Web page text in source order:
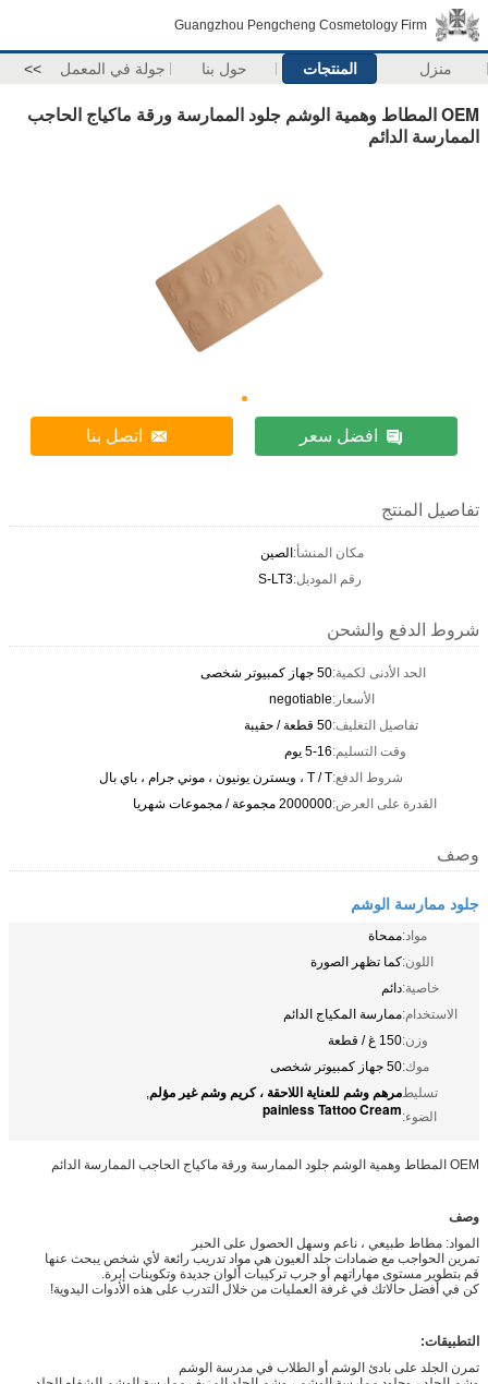
Guangzhou Pengcheng Cosmetology Firm
منزل المنتجات حول بنا جولة في المعمل >>
OEM المطاط وهمية الوشم جلود الممارسة ورقة ماكياج الحاجب
الممارسة الدائم
افضل سعر اتصل بنا
تفاصيل المنتج
مكان المنشأ:الصين
رقم الموديل:S-LT3
شروط الدفع والشحن
الحد الأدنى لكمية:50 جهاز كمبيوتر شخصى
الأسعار:negotiable
تفاصيل التغليف:50 قطعة / حقيبة
وقت التسليم:5-16 يوم
شروط الدفع:T / T ، ويسترن يونيون ، موني جرام ، باي بال
القدرة على العرض:2000000 مجموعة / مجموعات شهريا
وصف
جلود ممارسة الوشم
مواد:ممحاة
اللون:كما تظهر الصورة
خاصية:دائم
الاستخدام:ممارسة المكياج الدائم
وزن:150 غ / قطعة
موك:50 جهاز كمبيوتر شخصى
تسليط
الضوء:
مرهم وشم للعناية اللاحقة ، كريم وشم غير مؤلم,
painless Tattoo Cream
OEM المطاط وهمية الوشم جلود الممارسة ورقة ماكياج الحاجب الممارسة الدائم
وصف
المواد: مطاط طبيعي ، ناعم وسهل الحصول على الحبر
تمرين الحواجب مع ضمادات جلد العيون هي مواد تدريب رائعة لأي شخص يبحث عنها
قم بتطوير مستوى مهاراتهم أو جرب تركيبات ألوان جديدة وتكوينات إبرة.
كن في أفضل حالاتك في غرفة العمليات من خلال التدرب على هذه الأدوات اليدوية!
التطبيقات:
تمرن الجلد على بادئ الوشم أو الطلاب في مدرسة الوشم